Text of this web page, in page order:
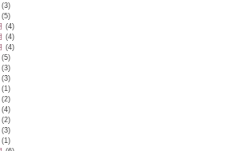
(3)
(5)
(4)
(4)
(4)
(5)
(3)
(3)
(1)
(2)
(4)
(2)
(3)
(1)